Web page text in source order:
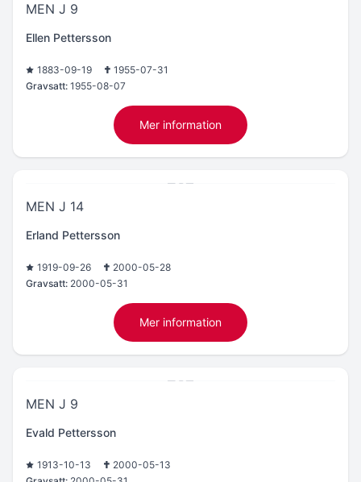
MEN J 9
Ellen Pettersson
1883-09-19
1955-07-31
Gravsatt: 1955-08-07
Mer information
MEN J 14
Erland Pettersson
1919-09-26
2000-05-28
Gravsatt: 2000-05-31
Mer information
MEN J 9
Evald Pettersson
1913-10-13
2000-05-13